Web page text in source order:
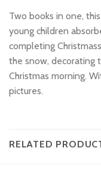
Two books in one,
young children
completing
the snow, decorating
Christmas morning.
pictures.
RELATED